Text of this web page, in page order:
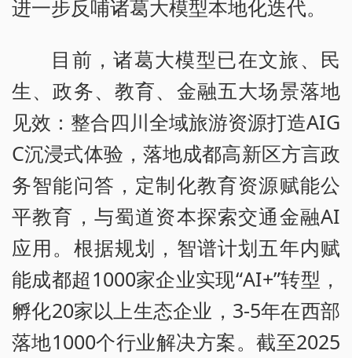
进一步反哺诸葛大模型本地化迭代。
目前，诸葛大模型已在文旅、民
生、政务、教育、金融五大场景落地
见效：整合四川全域旅游资源打造AIG
C沉浸式体验，落地成都高新区方言政
务智能问答，定制化教育资源赋能公
平教育，与蜀道资本探索交通金融AI
应用。根据规划，智谱计划五年内赋
能成都超1000家企业实现“AI+”转型，
孵化20家以上生态企业，3-5年在西部
落地1000个行业解决方案。截至2025